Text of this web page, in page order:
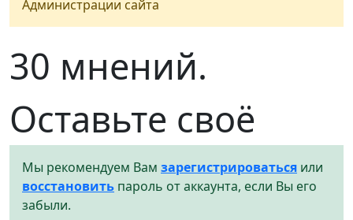
Администрации сайта
30 мнений.
Оставьте своё
Мы рекомендуем Вам зарегистрироваться или
восстановить пароль от аккаунта, если Вы его
забыли.